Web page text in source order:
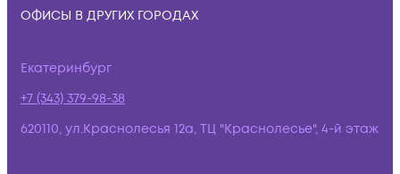
ОФИСЫ В ДРУГИХ ГОРОДАХ
Екатеринбург
+7 (343) 379-98-38
620110, ул.Краснолесья 12а, ТЦ "Краснолесье", 4-й этаж